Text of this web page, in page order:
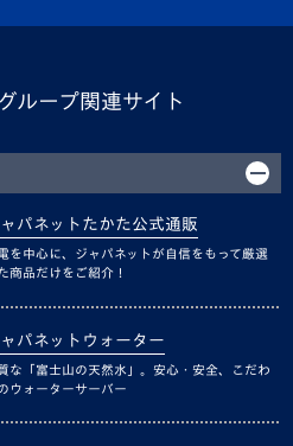
ループ関連サイト
パネットたかた公式通販
を中心に、ジャパネットが自信をもって厳選
商品だけをご紹介！
パネットウォーター
な「富士山の天然水」。安心・安全、こだわ
ウォーターサーバー